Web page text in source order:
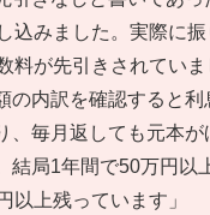
込みました。実際に
料が先引きされてい
の内訳を確認すると
、毎月返しても元本が
結局1年間で50万円以
以上残っています」